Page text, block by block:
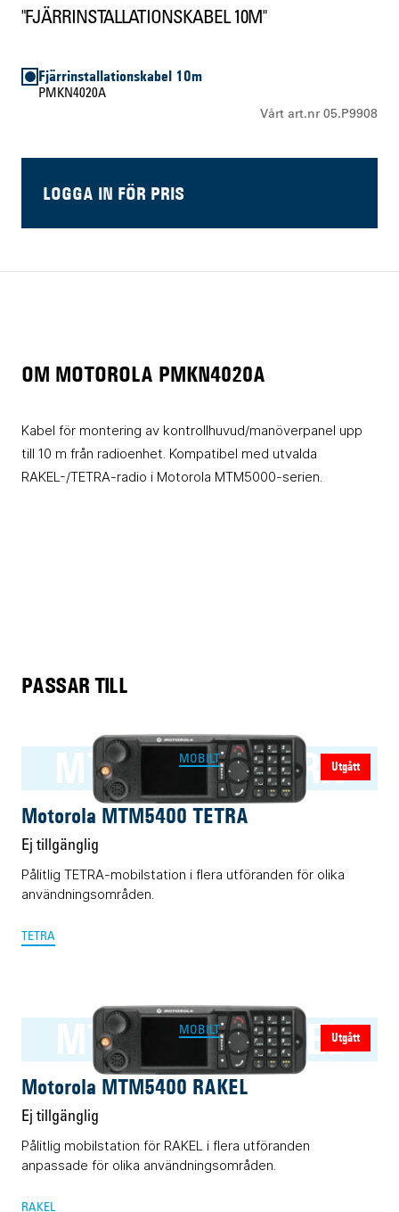
"FJÄRRINSTALLATIONSKABEL 10M"
Fjärrinstallationskabel 10m
PMKN4020A
Vårt art.nr 05.P9908
LOGGA IN FÖR PRIS
OM MOTOROLA PMKN4020A
Kabel för montering av kontrollhuvud/manöverpanel upp
till 10 m från radioenhet. Kompatibel med utvalda
RAKEL-/TETRA-radio i Motorola MTM5000-serien.
PASSAR TILL
Utgått
MTM5400 TETRA
MOBILT
Motorola MTM5400 TETRA
Ej tillgänglig
Pålitlig TETRA-mobilstation i flera utföranden för olika
användningsområden.
TETRA
Utgått
MTM5400 RAKEL
MOBILT
Motorola MTM5400 RAKEL
Ej tillgänglig
Pålitlig mobilstation för RAKEL i flera utföranden
anpassade för olika användningsområden.
RAKEL